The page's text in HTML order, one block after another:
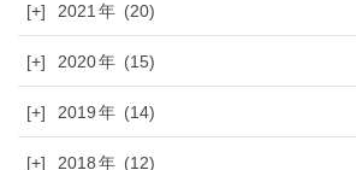
[+] 2021 (20)
[+] 2020 (15)
[+] 2019 (14)
[+] 2018 (12)